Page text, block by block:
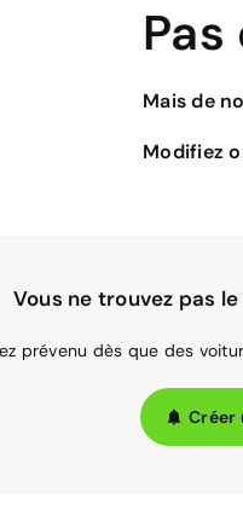
Mais de
Modifiez
Vous ne trouvez pas
prévenu dès que des
Créer